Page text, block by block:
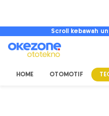
Scroll kebawah
HOME OTOMOTIF